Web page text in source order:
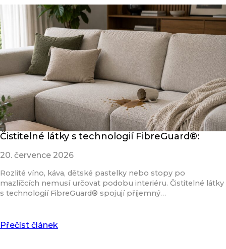
Čistitelné látky s technologií FibreGuard®:
20. července 2026
Rozlité víno, káva, dětské pastelky nebo stopy po
mazlíčcích nemusí určovat podobu interiéru. Čistitelné látky
s technologií FibreGuard® spojují příjemný…
Přečíst článek